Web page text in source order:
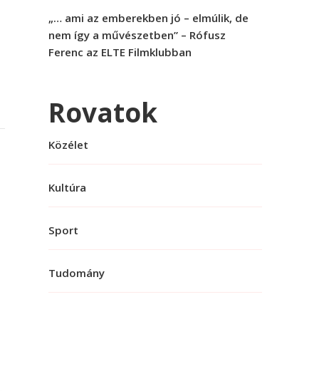
„… ami az emberekben jó – elmúlik, de
nem így a művészetben” – Rófusz
Ferenc az ELTE Filmklubban
Rovatok
Közélet
Kultúra
Sport
Tudomány